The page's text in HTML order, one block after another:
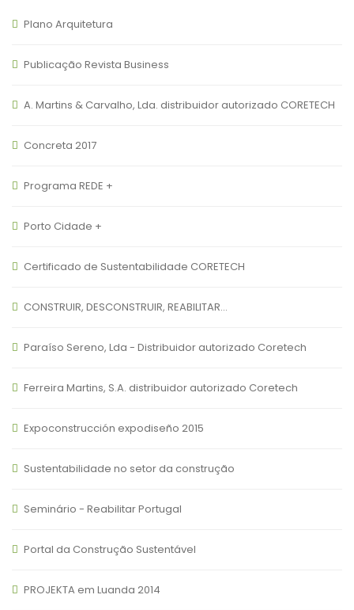
Plano Arquitetura
Publicação Revista Business
A. Martins & Carvalho, Lda. distribuidor autorizado CORETECH
Concreta 2017
Programa REDE +
Porto Cidade +
Certificado de Sustentabilidade CORETECH
CONSTRUIR, DESCONSTRUIR, REABILITAR…
Paraíso Sereno, Lda - Distribuidor autorizado Coretech
Ferreira Martins, S.A. distribuidor autorizado Coretech
Expoconstrucción expodiseño 2015
Sustentabilidade no setor da construção
Seminário - Reabilitar Portugal
Portal da Construção Sustentável
PROJEKTA em Luanda 2014